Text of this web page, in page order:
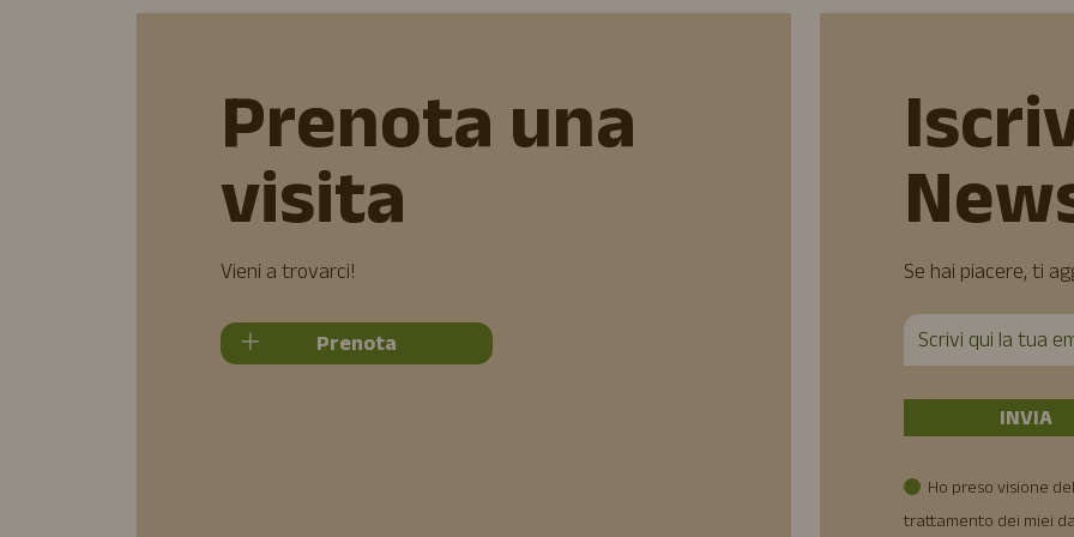
Prenota una
visita
Vieni a trovarci!
Prenota
Se hai piacere, ti
Ho preso visione
trattamento dei miei